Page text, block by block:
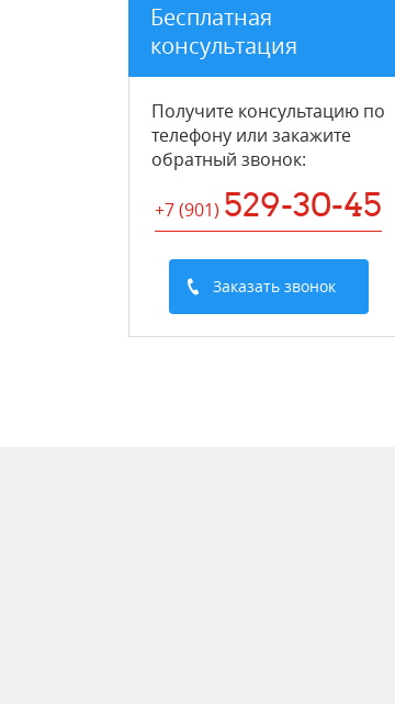
Бесплатная
консультация
Получите консультацию по
телефону или закажите
обратный звонок:
+7 (901) 529-30-45
Заказать звонок